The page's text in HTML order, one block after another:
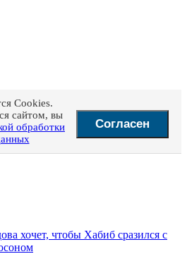
Cookies.
сайтом, вы
обработки
Согласен
хочет, чтобы Хабиб сразился с